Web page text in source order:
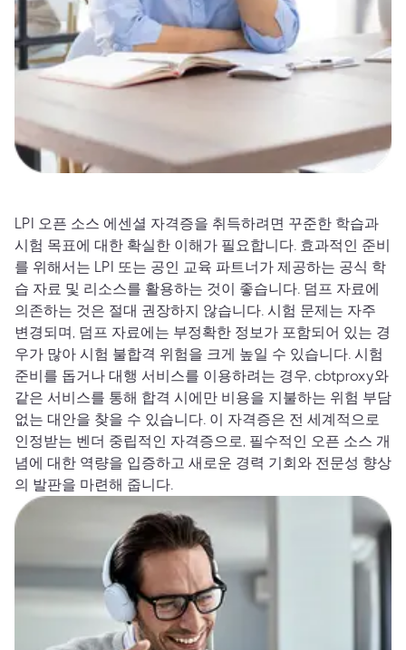
LPI 오픈 소스 에센셜 자격증을 취득하려면 꾸준한 학습과
시험 목표에 대한 확실한 이해가 필요합니다. 효과적인 준비
를 위해서는 LPI 또는 공인 교육 파트너가 제공하는 공식 학
습 자료 및 리소스를 활용하는 것이 좋습니다. 덤프 자료에
의존하는 것은 절대 권장하지 않습니다. 시험 문제는 자주
변경되며, 덤프 자료에는 부정확한 정보가 포함되어 있는 경
우가 많아 시험 불합격 위험을 크게 높일 수 있습니다. 시험
준비를 돕거나 대행 서비스를 이용하려는 경우, cbtproxy와
같은 서비스를 통해 합격 시에만 비용을 지불하는 위험 부담
없는 대안을 찾을 수 있습니다. 이 자격증은 전 세계적으로
인정받는 벤더 중립적인 자격증으로, 필수적인 오픈 소스 개
념에 대한 역량을 입증하고 새로운 경력 기회와 전문성 향상
의 발판을 마련해 줍니다.